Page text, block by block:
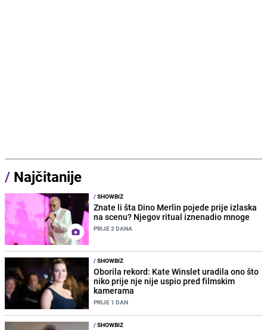
/ Najčitanije
/SHOWBIZ
Znate li šta Dino Merlin pojede prije izlaska
na scenu? Njegov ritual iznenadio mnoge
PRIJE 2 DANA
/SHOWBIZ
Oborila rekord: Kate Winslet uradila ono što
niko prije nje nije uspio pred filmskim
kamerama
PRIJE 1 DAN
/SHOWBIZ